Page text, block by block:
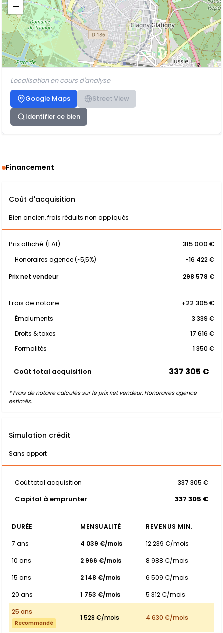
−
Localisation en cours d'analyse
Google Maps
Street View
Identifier ce bien
Financement
Coût d'acquisition
Bien ancien, frais réduits non appliqués
Prix affiché (FAI) 315 000 €
Honoraires agence (~5,5%)
-16 422 €
Prix net vendeur
298 578 €
Frais de notaire +22 305 €
Émoluments
3 339 €
Droits & taxes
17 616 €
Formalités
1 350 €
Coût total acquisition 337 305 €
* Frais de notaire calculés sur le prix net vendeur. Honoraires agence
estimés.
Simulation crédit
Sans apport
Coût total acquisition 337 305 €
Capital à emprunter 337 305 €
DURÉE MENSUALITÉ
REVENUS MIN.
7 ans
4 039 €/mois
12 239 €/mois
10 ans
2 966 €/mois
8 988 €/mois
15 ans
2 148 €/mois
6 509 €/mois
20 ans
1 753 €/mois
5 312 €/mois
25 ans
Recommandé
1 528 €/mois 4 630 €/mois